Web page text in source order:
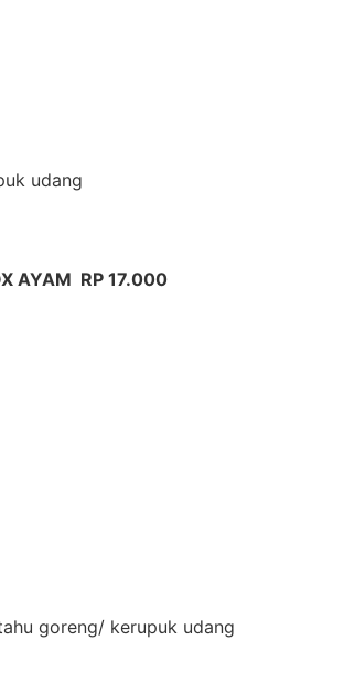
udang
AYAM RP 17.000
goreng/ kerupuk udang